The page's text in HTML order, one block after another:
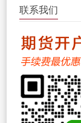
联系我们